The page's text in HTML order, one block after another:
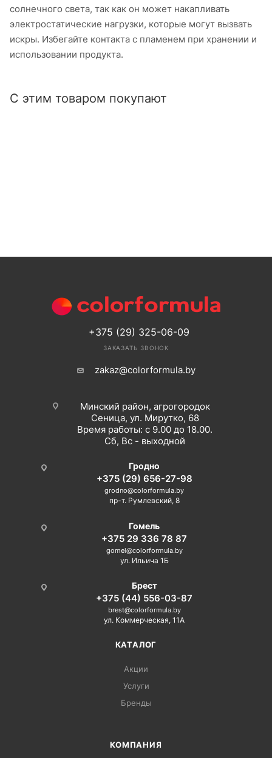
солнечного света, так как он может накапливать
электростатические нагрузки, которые могут вызвать
искры. Избегайте контакта с пламенем при хранении и
использовании продукта.
С этим товаром покупают
+375 (29) 325-06-09
ЗАКАЗАТЬ ЗВОНОК
zakaz@colorformula.by
Минский район, агрогородок
Сеница, ул. Мирутко, 68
Время работы: с 9.00 до 18.00.
Сб, Вс - выходной
Гродно
+375 (29) 656-27-98
grodno@colorformula.by
пр-т. Румлевский, 8
Гомель
+375 29 336 78 87
gomel@colorformula.by
ул. Ильича 1Б
Брест
+375 (44) 556-03-87
brest@colorformula.by
ул. Коммерческая, 11А
КАТАЛОГ
Акции
Услуги
Бренды
КОМПАНИЯ